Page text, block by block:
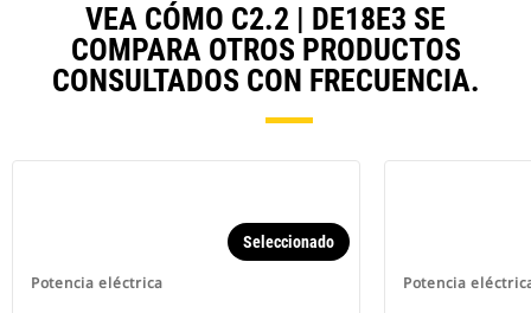
VEA CÓMO C2.2 | DE18E3 SE
COMPARA OTROS PRODUCTOS
CONSULTADOS CON FRECUENCIA.
Potencia eléctrica
Seleccionado
Potencia